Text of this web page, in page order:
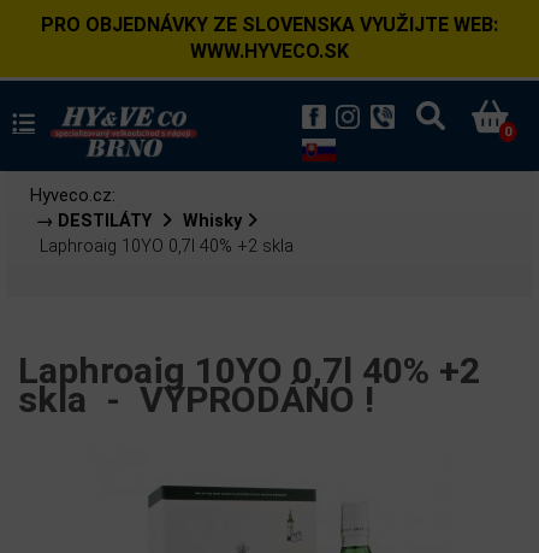
PRO OBJEDNÁVKY ZE SLOVENSKA VYUŽIJTE WEB:
WWW.HYVECO.SK
0
Hyveco.cz:
→ DESTILÁTY
Whisky
Laphroaig 10YO 0,7l 40% +2 skla
Laphroaig 10YO 0,7l 40% +2
skla - VYPRODÁNO !